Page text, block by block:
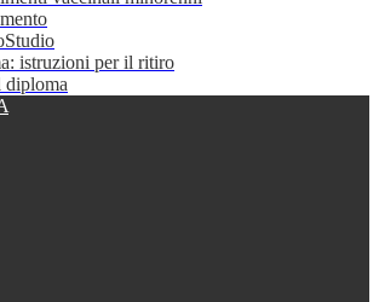
istruzioni per il ritiro